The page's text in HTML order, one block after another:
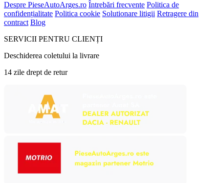
Despre PieseAutoArges.ro Întrebări frecvente Politica de
confidențialitate Politica cookie Solutionare litigii Retragere din
contract Blog
SERVICII PENTRU CLIENȚI
Deschiderea coletului la livrare
14 zile drept de retur